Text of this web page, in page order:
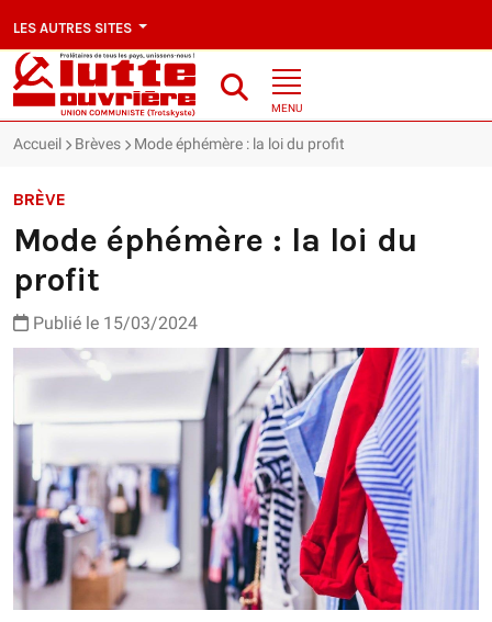
LES AUTRES SITES
MENU
Accueil Brèves Mode éphémère : la loi du profit
BRÈVE
Mode éphémère : la loi du
profit
Publié le 15/03/2024